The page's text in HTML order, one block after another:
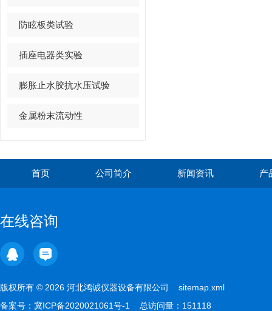
防眩板类试验
插座电器类实验
膨胀止水胶抗水压试验
金属粉末流动性
首页 公司简介 新闻资讯 产
在线咨询
版权所有 © 2026 河北鸿诚仪器设备有限公司 sitemap.xml
备案号： 冀ICP备2020021061号-1
总访问量：151118